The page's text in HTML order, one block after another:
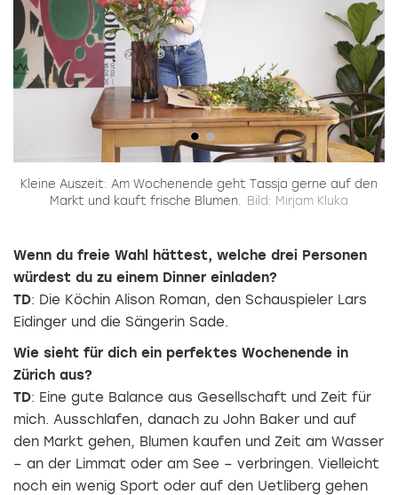
Kleine Auszeit: Am Wochenende geht Tassja gerne auf den
Markt und kauft frische Blumen.
Bild: Mirjam Kluka
Wenn du freie Wahl hättest, welche drei Personen
würdest du zu einem Dinner einladen?
TD: Die Köchin Alison Roman, den Schauspieler Lars
Eidinger und die Sängerin Sade.
Wie sieht für dich ein perfektes Wochenende in
Zürich aus?
TD: Eine gute Balance aus Gesellschaft und Zeit für
mich. Ausschlafen, danach zu John Baker und auf
den Markt gehen, Blumen kaufen und Zeit am Wasser
– an der Limmat oder am See – verbringen. Vielleicht
noch ein wenig Sport oder auf den Uetliberg gehen